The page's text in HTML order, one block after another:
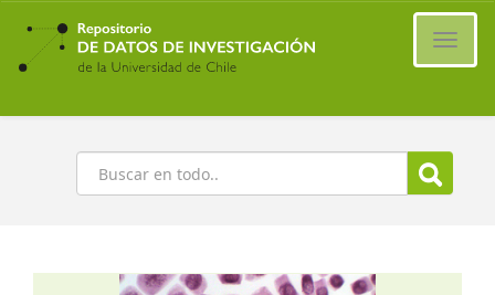
Ir
contenido
principal
Buscar